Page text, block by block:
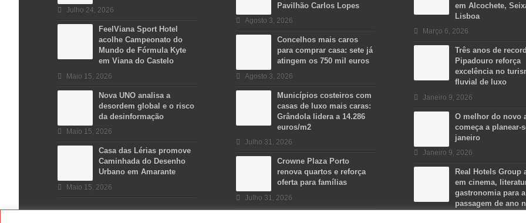
Julho 24, 2026
FeelViana Sport Hotel
acolhe Campeonato do
Mundo de Fórmula Kyte
em Viana do Castelo
Maio 15, 2026
Nova UNO analisa a
desordem global e o risco
da desinformação
Maio 15, 2026
Casa das Lérias promove
Caminhada do Desenho
Urbano em Amarante
Maio 15, 2026
Pavilhão Carlos Lopes
Agosto 3, 2026
Concelhos mais caros
para comprar casa: sete já
atingem os 750 mil euros
Agosto 3, 2026
Municípios costeiros com
casas de luxo mais caras:
Grândola lidera a 14.286
euros/m2
Julho 31, 2026
Crowne Plaza Porto
renova quartos e reforça
oferta para famílias
Julho 31, 2026
em Alcochete,
Lisboa
Março 6, 2026
Três anos de
Pipadouro reforça
excelência no
fluvial de luxo
Janeiro 9, 2026
O melhor do novo
começa a planear-
janeiro
Janeiro 9, 2026
Real Hotels Group
em cinema,
gastronomia para a
passagem de ano